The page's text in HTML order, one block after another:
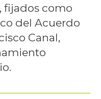
fijados como
del Acuerdo
Canal,